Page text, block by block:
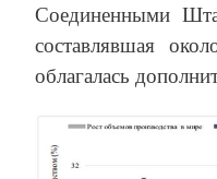
Соединенными
составлявшая
облагалась